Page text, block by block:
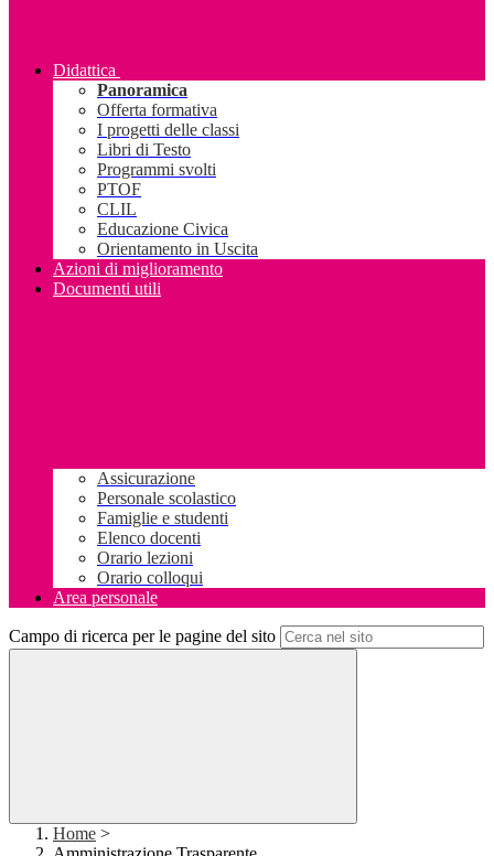
Didattica
Panoramica
Offerta formativa
I progetti delle classi
Libri di Testo
Programmi svolti
PTOF
CLIL
Educazione Civica
Orientamento in Uscita
Azioni di miglioramento
Documenti utili
Assicurazione
Personale scolastico
Famiglie e studenti
Elenco docenti
Orario lezioni
Orario colloqui
Area personale
Campo di ricerca per le pagine del sito
Home >